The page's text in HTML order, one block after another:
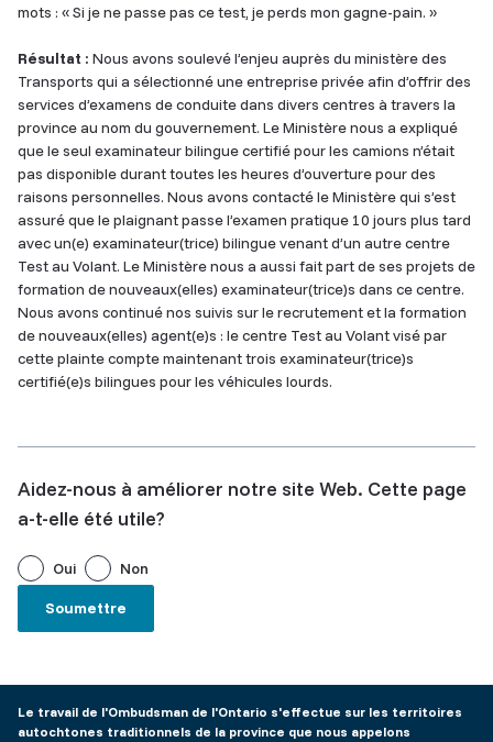
mots : « Si je ne passe pas ce test, je perds mon gagne-pain. »
Résultat : Nous avons soulevé l’enjeu auprès du ministère des
Transports qui a sélectionné une entreprise privée afin d’offrir des
services d’examens de conduite dans divers centres à travers la
province au nom du gouvernement. Le Ministère nous a expliqué
que le seul examinateur bilingue certifié pour les camions n’était
pas disponible durant toutes les heures d’ouverture pour des
raisons personnelles. Nous avons contacté le Ministère qui s’est
assuré que le plaignant passe l’examen pratique 10 jours plus tard
avec un(e) examinateur(trice) bilingue venant d’un autre centre
Test au Volant. Le Ministère nous a aussi fait part de ses projets de
formation de nouveaux(elles) examinateur(trice)s dans ce centre.
Nous avons continué nos suivis sur le recrutement et la formation
de nouveaux(elles) agent(e)s : le centre Test au Volant visé par
cette plainte compte maintenant trois examinateur(trice)s
certifié(e)s bilingues pour les véhicules lourds.
Aidez-nous à améliorer notre site Web. Cette page
a-t-elle été utile?
Oui Non
Le travail de l'Ombudsman de l'Ontario s'effectue sur les territoires
autochtones traditionnels de la province que nous appelons